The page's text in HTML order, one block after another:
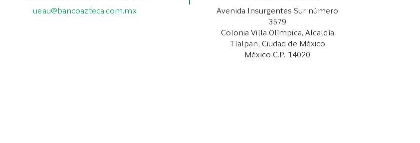
ueau@bancoazteca.com.mx
Avenida Insurgentes Sur número
3579
Colonia Villa Olímpica, Alcaldía
Tlalpan, Ciudad de México
México C.P. 14020